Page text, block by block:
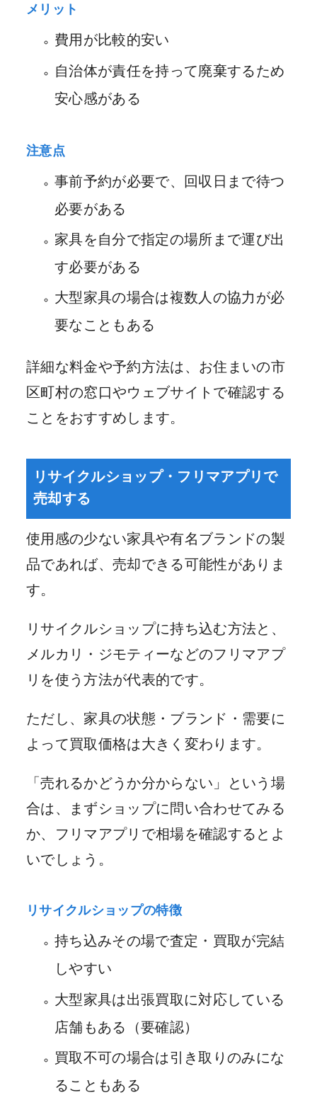
メリット
費用が比較的安い
自治体が責任を持って廃棄するため
安心感がある
注意点
事前予約が必要で、回収日まで待つ
必要がある
家具を自分で指定の場所まで運び出
す必要がある
大型家具の場合は複数人の協力が必
要なこともある
詳細な料金や予約方法は、お住まいの市
区町村の窓口やウェブサイトで確認する
ことをおすすめします。
リサイクルショップ・フリマアプリで
売却する
使用感の少ない家具や有名ブランドの製
品であれば、売却できる可能性がありま
す。
リサイクルショップに持ち込む方法と、
メルカリ・ジモティーなどのフリマアプ
リを使う方法が代表的です。
ただし、家具の状態・ブランド・需要に
よって買取価格は大きく変わります。
「売れるかどうか分からない」という場
合は、まずショップに問い合わせてみる
か、フリマアプリで相場を確認するとよ
いでしょう。
リサイクルショップの特徴
持ち込みその場で査定・買取が完結
しやすい
大型家具は出張買取に対応している
店舗もある（要確認）
買取不可の場合は引き取りのみにな
ることもある